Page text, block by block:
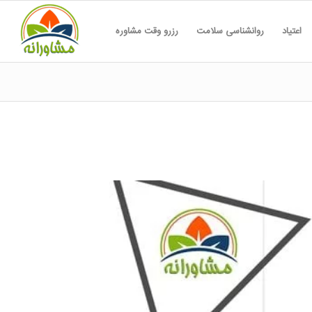
اعتیاد روانشناسی سلامت رزرو وقت مشاوره